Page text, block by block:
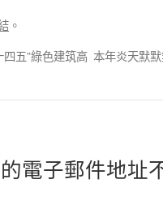
。
四五”綠色建筑高 本年炎天默
電子郵件地址